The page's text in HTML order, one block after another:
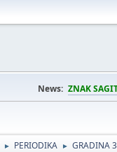
News: ZNAK
► PERIODIKA ► GRADINA